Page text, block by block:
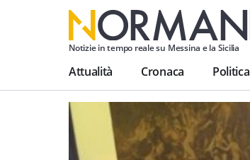
Notizie in tempo reale su Messina e la Sicilia
Attualità Cronaca Politica